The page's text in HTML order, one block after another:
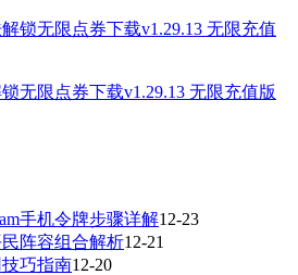
无限点券下载v1.29.13 无限充值版
手机令牌步骤详解12-23
阵容组合解析12-21
巧指南12-20